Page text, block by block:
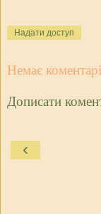
Надати доступ
Немає
Дописати
‹